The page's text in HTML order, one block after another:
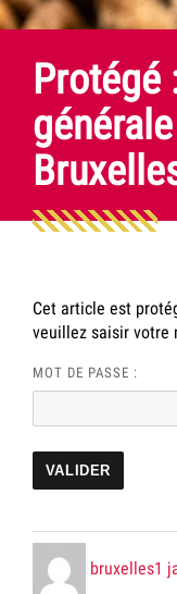
Protégé
Cet article est
veuillez saisir votre
MOT DE PASSE :
Posté
bruxelles
le
1